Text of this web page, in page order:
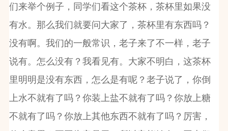
们来举个例子，同学们看这个茶杯，茶杯里如果没
有水。那么我们就要问大家了，茶杯里有东西吗？
没有啊。我们的一般常识，老子来了不一样，老子
说有。怎么没有？我看见有。大家不明白，这茶杯
里明明是没有东西，怎么是有呢？老子说了，你倒
上水不就有了吗？你装上盐不就有了吗？你放上糖
不就有了吗？你放上其他东西不就有了吗？厉害，